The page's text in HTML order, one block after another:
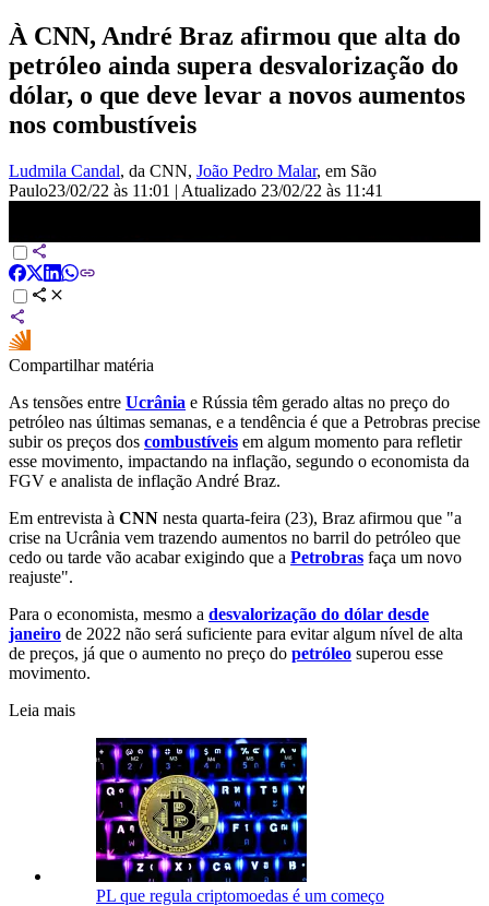
À CNN, André Braz afirmou que alta do
petróleo ainda supera desvalorização do
dólar, o que deve levar a novos aumentos
nos combustíveis
Ludmila Candal, da CNN, João Pedro Malar, em São
Paulo23/02/22 às 11:01 | Atualizado 23/02/22 às 11:41
Compartilhar matéria
As tensões entre Ucrânia e Rússia têm gerado altas no preço do
petróleo nas últimas semanas, e a tendência é que a Petrobras precise
subir os preços dos combustíveis em algum momento para refletir
esse movimento, impactando na inflação, segundo o economista da
FGV e analista de inflação André Braz.
Em entrevista à CNN nesta quarta-feira (23), Braz afirmou que "a
crise na Ucrânia vem trazendo aumentos no barril do petróleo que
cedo ou tarde vão acabar exigindo que a Petrobras faça um novo
reajuste".
Para o economista, mesmo a desvalorização do dólar desde
janeiro de 2022 não será suficiente para evitar algum nível de alta
de preços, já que o aumento no preço do petróleo superou esse
movimento.
Leia mais
PL que regula criptomoedas é um começo